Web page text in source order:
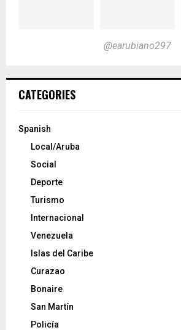
@earubiano297
CATEGORIES
Spanish
Local/Aruba
Social
Deporte
Turismo
Internacional
Venezuela
Islas del Caribe
Curazao
Bonaire
San Martín
Policía